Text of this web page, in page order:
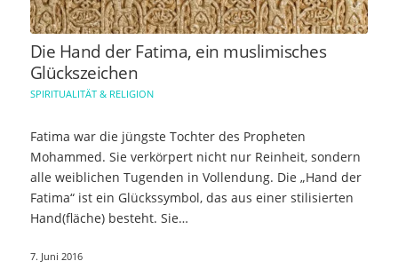
Die Hand der Fatima, ein muslimisches
Glückszeichen
SPIRITUALITÄT & RELIGION
Fatima war die jüngste Tochter des Propheten
Mohammed. Sie verkörpert nicht nur Reinheit, sondern
alle weiblichen Tugenden in Vollendung. Die „Hand der
Fatima“ ist ein Glückssymbol, das aus einer stilisierten
Hand(fläche) besteht. Sie…
7. Juni 2016